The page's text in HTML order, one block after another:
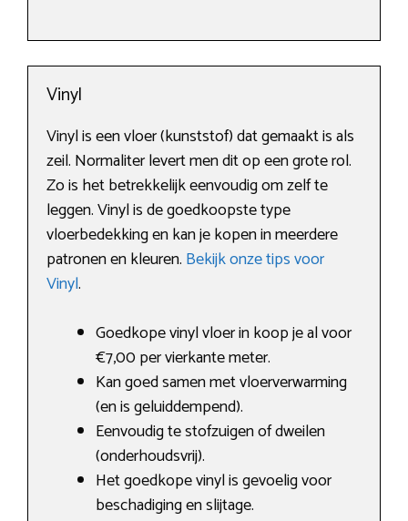
Vinyl
Vinyl is een vloer (kunststof) dat gemaakt is als
zeil. Normaliter levert men dit op een grote rol.
Zo is het betrekkelijk eenvoudig om zelf te
leggen. Vinyl is de goedkoopste type
vloerbedekking en kan je kopen in meerdere
patronen en kleuren. Bekijk onze tips voor
Vinyl.
Goedkope vinyl vloer in koop je al voor
€7,00 per vierkante meter.
Kan goed samen met vloerverwarming
(en is geluiddempend).
Eenvoudig te stofzuigen of dweilen
(onderhoudsvrij).
Het goedkope vinyl is gevoelig voor
beschadiging en slijtage.